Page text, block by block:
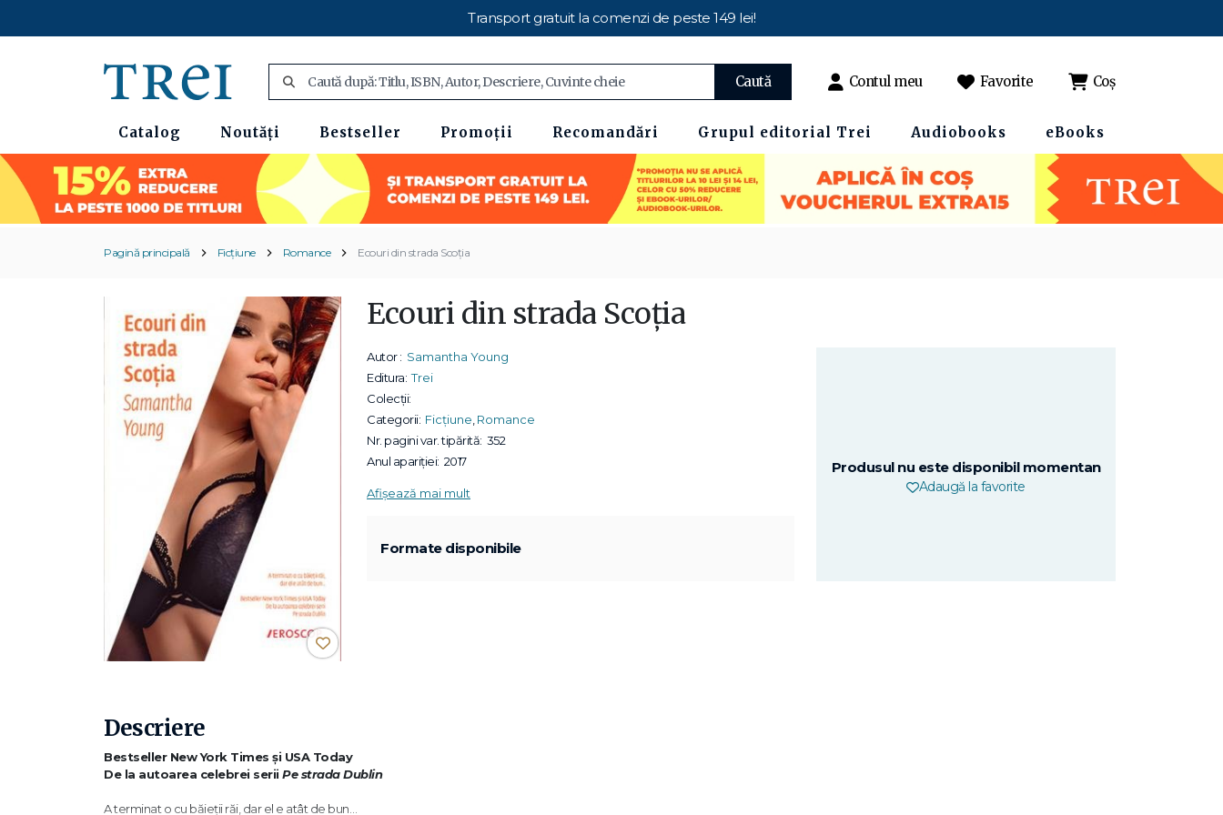
Transport gratuit la comenzi de peste 149 lei!
Caută Contul meu Favorite Coș
Catalog Noutăți Bestseller Promoții Recomandări Grupul editorial Trei Audiobooks eBooks
Pagină principală Ficțiune Romance Ecouri din strada Scoția
Ecouri din strada Scoția
Autor : Samantha Young
Editura: Trei
Colecții:
Categorii: Ficțiune Romance
Nr. pagini var. tipărită: 352
Anul apariției: 2017
Afișează mai mult
Formate disponibile
Produsul nu este disponibil momentan
Adaugă la favorite
Descriere
Bestseller New York Times și USA Today
De la autoarea celebrei serii Pe strada Dublin
A terminat o cu băieții răi, dar el e atât de bun…